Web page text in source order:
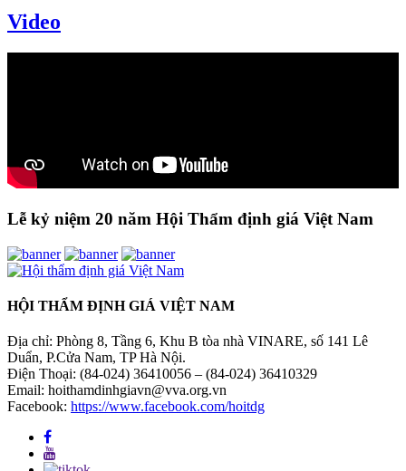
Video
Lễ kỷ niệm 20 năm Hội Thẩm định giá Việt Nam
HỘI THẨM ĐỊNH GIÁ VIỆT NAM
Địa chỉ: Phòng 8, Tầng 6, Khu B tòa nhà VINARE, số 141 Lê
Duẩn, P.Cửa Nam, TP Hà Nội.
Điện Thoại: (84-024) 36410056 – (84-024) 36410329
Email: hoithamdinhgiavn@vva.org.vn
Facebook: https://www.facebook.com/hoitdg